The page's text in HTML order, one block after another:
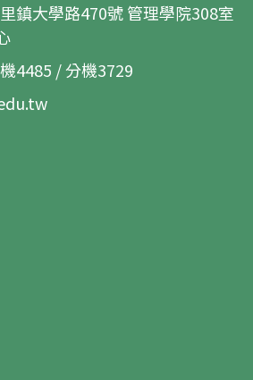
鎮大學路470號 管理學院308室
4485 / 分機3729